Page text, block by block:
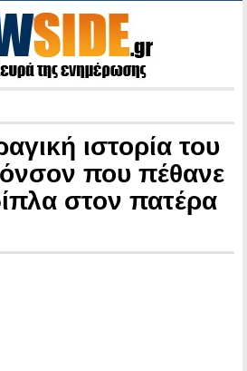
ιστορία του
που πέθανε
στον πατέρα